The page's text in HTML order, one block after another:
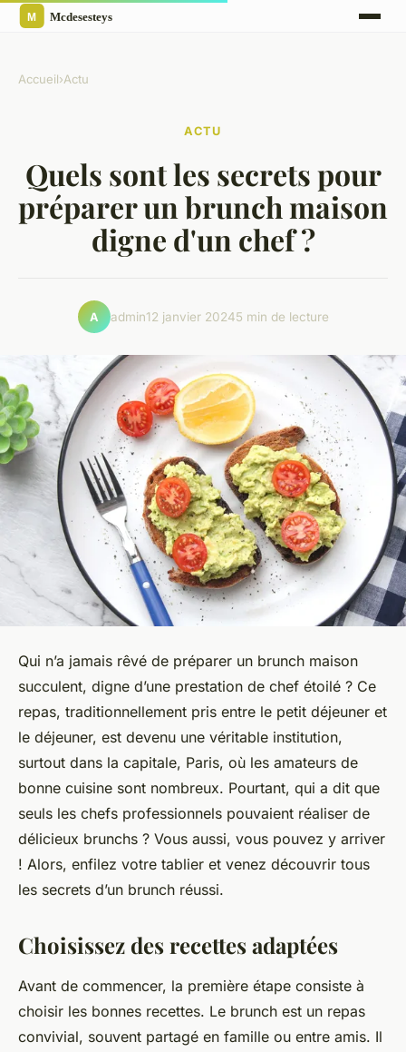
Accueil›Actu
ACTU
Quels sont les secrets pour
préparer un brunch maison
digne d'un chef ?
A admin12 janvier 20245 min de lecture
Qui n’a jamais rêvé de préparer un brunch maison
succulent, digne d’une prestation de chef étoilé ? Ce
repas, traditionnellement pris entre le petit déjeuner et
le déjeuner, est devenu une véritable institution,
surtout dans la capitale, Paris, où les amateurs de
bonne cuisine sont nombreux. Pourtant, qui a dit que
seuls les chefs professionnels pouvaient réaliser de
délicieux brunchs ? Vous aussi, vous pouvez y arriver
! Alors, enfilez votre tablier et venez découvrir tous
les secrets d’un brunch réussi.
Choisissez des recettes adaptées
Avant de commencer, la première étape consiste à
choisir les bonnes recettes. Le brunch est un repas
convivial, souvent partagé en famille ou entre amis. Il